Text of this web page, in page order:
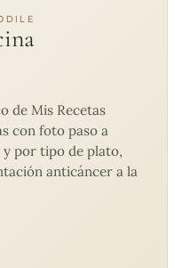
de Mis Recetas
con foto paso a
y por tipo de plato,
anticáncer a la